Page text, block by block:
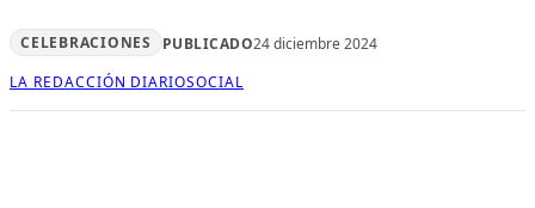
CELEBRACIONES PUBLICADO24 diciembre 2024
LA REDACCIÓN DIARIOSOCIAL